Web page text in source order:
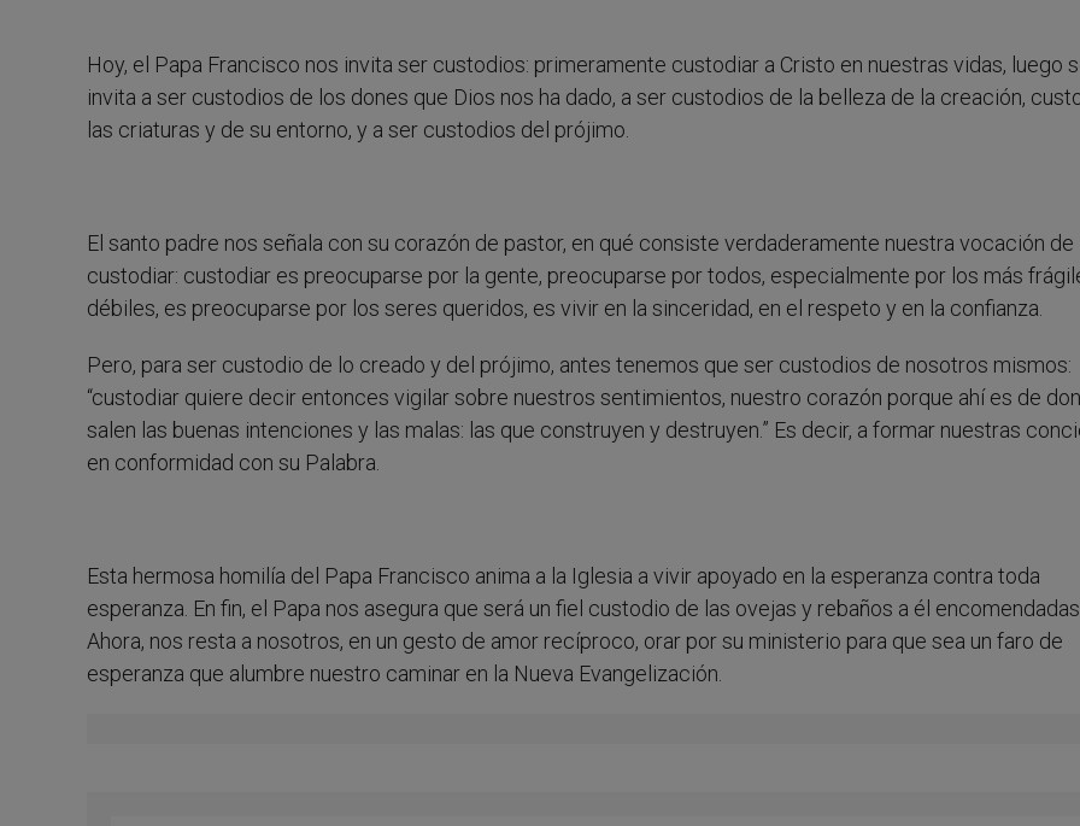
Hoy, el Papa Francisco nos invita ser custodios: primeramente custodiar a Cristo en nuestras vidas, luego
invita a ser custodios de los dones que Dios nos ha dado, a ser custodios de la belleza de la creación,
las criaturas y de su entorno, y a ser custodios del prójimo.
El santo padre nos señala con su corazón de pastor, en qué consiste verdaderamente nuestra vocación de
custodiar: custodiar es preocuparse por la gente, preocuparse por todos, especialmente por los más
débiles, es preocuparse por los seres queridos, es vivir en la sinceridad, en el respeto y en la confianza.
Pero, para ser custodio de lo creado y del prójimo, antes tenemos que ser custodios de nosotros mismos:
“custodiar quiere decir entonces vigilar sobre nuestros sentimientos, nuestro corazón porque ahí es de
salen las buenas intenciones y las malas: las que construyen y destruyen.” Es decir, a formar nuestras
en conformidad con su Palabra.
Esta hermosa homilía del Papa Francisco anima a la Iglesia a vivir apoyado en la esperanza contra toda
esperanza. En fin, el Papa nos asegura que será un fiel custodio de las ovejas y rebaños a él
Ahora, nos resta a nosotros, en un gesto de amor recíproco, orar por su ministerio para que sea un faro de
esperanza que alumbre nuestro caminar en la Nueva Evangelización.